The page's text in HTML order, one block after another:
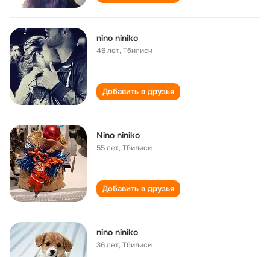
nino niniko
46 лет,Тбилиси
Добавить в друзья
Nino niniko
55 лет,Тбилиси
Добавить в друзья
nino niniko
36 лет,Тбилиси